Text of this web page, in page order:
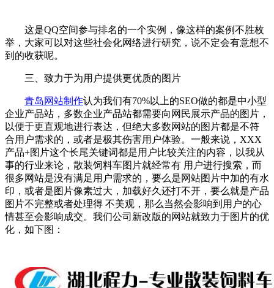
这是QQ空间参与排名的一个实例，像这样的案例不胜枚
举，大家可以对这些社会化网络进行研究，说不定会有意想不
到的收获呢。
三、致力于为用户提供更优质的图片
青岛网站制作认为我们有70%以上的SEO做的都是中小型
企业产品站，多数企业产品站都需要向网民展示产品的图片，
以便于更直观地进行表达，但绝大多数网站的图片都是不符
合用户需求的，或者是极其伤害用户体验。一般来说，XXX
产品+图片这个长尾关键词都是用户比较关注的内容，以我从
事的行业来论，散装饲料车图片就经常有 用户进行搜索，而
很多网站是没有满足用户需求的，要么是网站图片中加的有水
印，或者是图片像素过大，加载好久还打不开，要么就是产品
图片不完整或者处理得 不美观，那么当然会影响到用户的心
情甚至会影响成交。我们公司新改版的网站就致力于图片的优
化，如下图：